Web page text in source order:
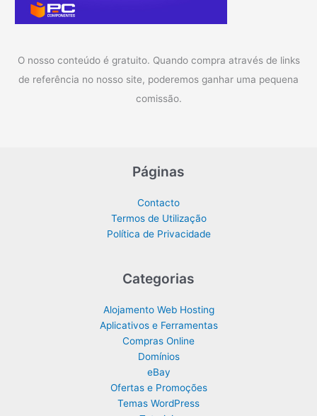
O nosso conteúdo é gratuito. Quando compra através de links
de referência no nosso site, poderemos ganhar uma pequena
comissão.
Páginas
Contacto
Termos de Utilização
Política de Privacidade
Categorias
Alojamento Web Hosting
Aplicativos e Ferramentas
Compras Online
Domínios
eBay
Ofertas e Promoções
Temas WordPress